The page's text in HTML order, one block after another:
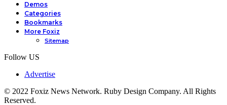
Demos
Categories
Bookmarks
More Foxiz
Sitemap
Follow US
Advertise
© 2022 Foxiz News Network. Ruby Design Company. All Rights
Reserved.